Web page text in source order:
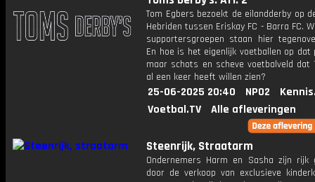
Tom Egbers bezoekt de eilandderby op
Hebriden tussen Eriskay FC - Barra FC.
supportersgroepen staan hier
En hoe is het eigenlijk voetballen op dat
maar schots en scheve voetbalveld dat
al een keer heeft willen zien?
25-06-2025 20:40 NPO2
Voetbal.TV
Alle afleveringen
Steenrijk, Straatarm
Ondernemers Harm en Sasha zijn rijk
door de verkoop van exclusieve